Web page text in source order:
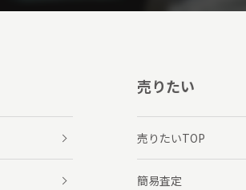
売りたい
売りたいTOP
簡易査定